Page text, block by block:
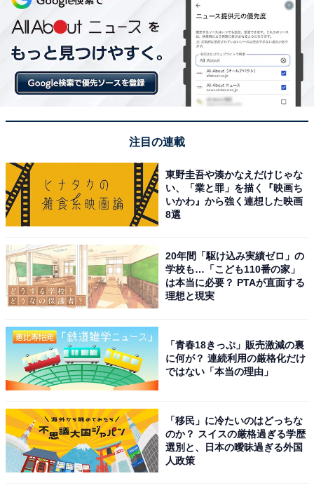
注目の連載
東野圭吾や湊かなえだけじゃな
い、「業と罪」を描く『映画ち
いかわ』から強く連想した映画
8選
20年間「駆け込み実績ゼロ」の
学校も…「こども110番の家」
は本当に必要？ PTAが直面する
理想と現実
「青春18きっぷ」販売激減の裏
に何が？ 連続利用の厳格化だけ
ではない「本当の理由」
「移民」に冷たいのはどっちな
のか？ スイスの厳格過ぎる学歴
選別と、日本の曖昧過ぎる外国
人政策